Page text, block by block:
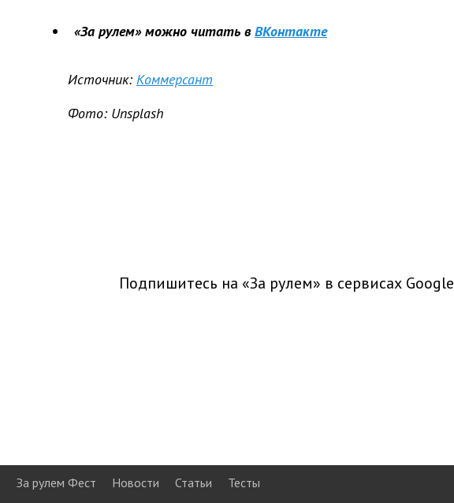
«За рулем» можно читать в ВКонтакте
Источник: Коммерсант
Фото: Unsplash
Подпишитесь на «За рулем» в сервисах Google
За рулем Фест Новости Статьи Тесты